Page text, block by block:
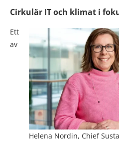
Cirkulär IT och klimat i
Helena Nordin, Chief
Ett
av